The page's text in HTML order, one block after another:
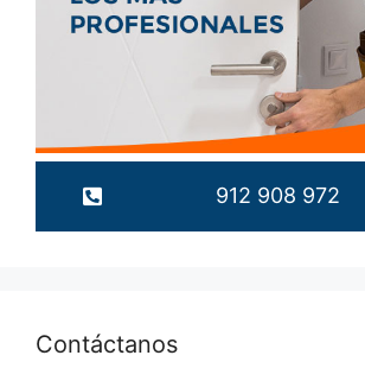
912 908 972
Contáctanos